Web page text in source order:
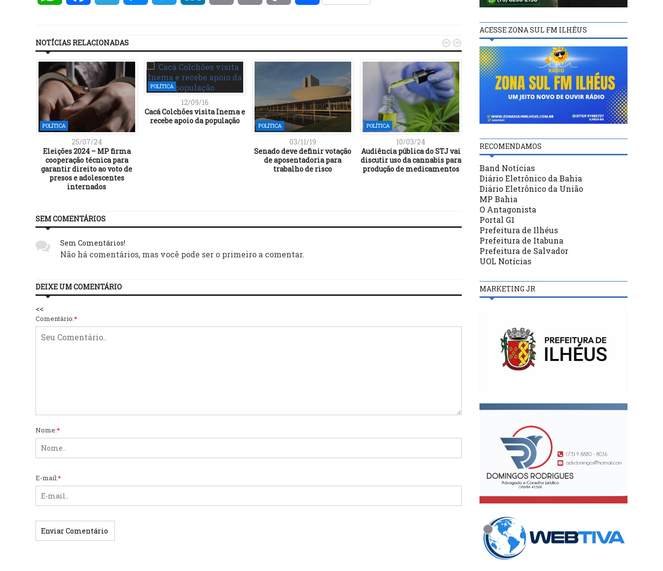
NOTÍCIAS RELACIONADAS
POLÍTICA
25/07/24
Eleições 2024 – MP firma
cooperação técnica para
garantir direito ao voto de
presos e adolescentes
internados
POLÍTICA
12/09/16
Cacá Colchões visita Inema e
recebe apoio da população
POLÍTICA
03/11/19
Senado deve definir votação
de aposentadoria para
trabalho de risco
POLÍTICA
10/03/24
Audiência pública do STJ vai
discutir uso da cannabis para
produção de medicamentos
POLÍTICA
25/04/18
Jerbson Moraes afirma que
projeto sobre taxa de esgoto
deve ser considerado
constitucional pela Câmara
POLÍTICA
10/04/21
 
SEM COMENTÁRIOS
Sem Comentários!
Não há comentários, mas você pode ser o primeiro a comentar.
DEIXE UM COMENTÁRIO
<<
Comentário:*
Nome:*
E-mail:*
ACESSE ZONA SUL FM ILHÉUS
RECOMENDAMOS
Band Notícias
Diário Eletrônico da Bahia
Diário Eletrônico da União
MP Bahia
O Antagonista
Portal G1
Prefeitura de Ilhéus
Prefeitura de Itabuna
Prefeitura de Salvador
UOL Notícias
MARKETING JR